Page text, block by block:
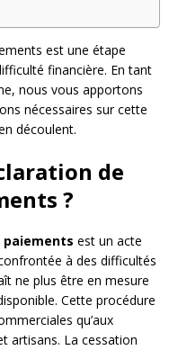
est une étape
financière. En tant
nous vous apportons
nécessaires sur cette
découlent.
de
?
paiements est un acte
à des difficultés
ne plus être en mesure
Cette procédure
qu’aux
artisans. La cessation